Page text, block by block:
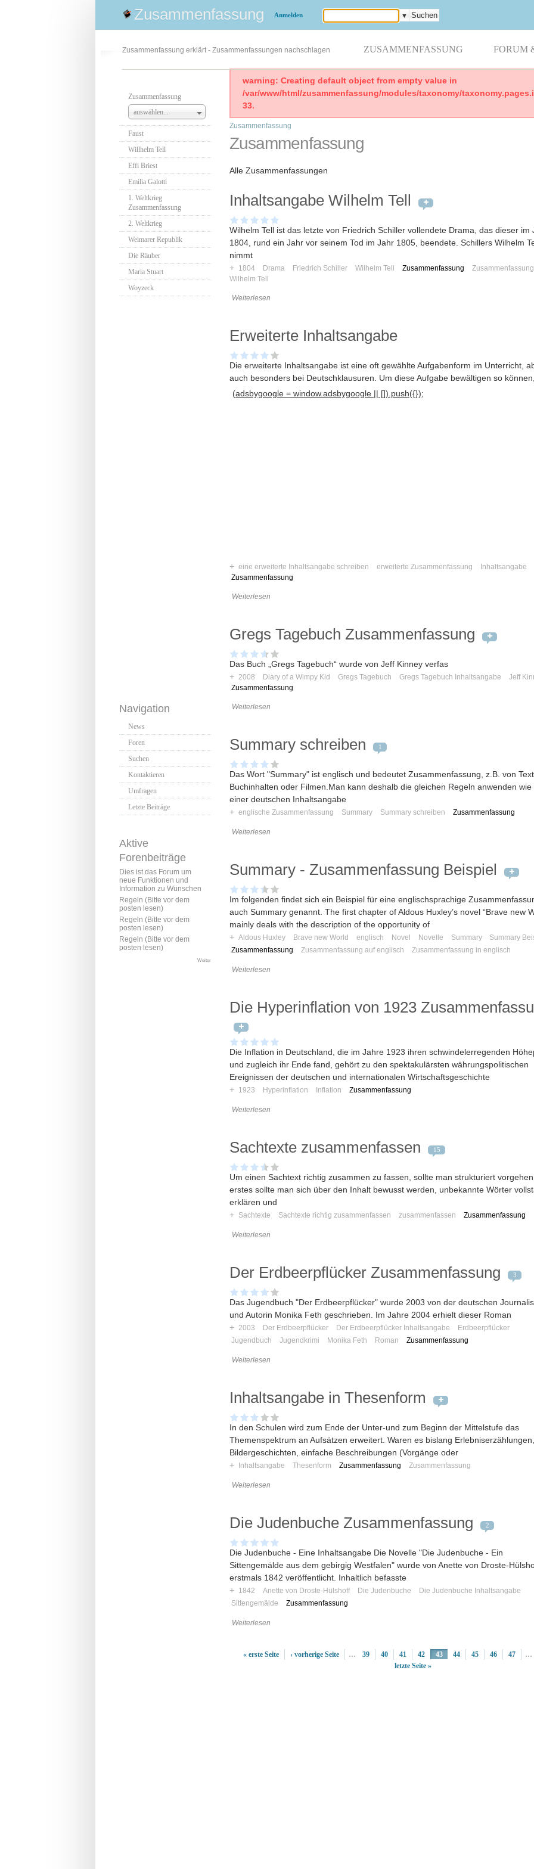
Zusammenfassung Anmelden ▼
Zusammenfassung erklärt - Zusammenfassungen nachschlagen ZUSAMMENFASSUNG FORUM
Zusammenfassung
auswählen...
Faust
Willhelm Tell
Effi Briest
Emilia Galotti
1. Weltkrieg
Zusammenfassung
2. Weltkrieg
Weimarer Republik
Die Räuber
Maria Stuart
Woyzeck
Navigation
News
Foren
Suchen
Kontaktieren
Umfragen
Letzte Beiträge
Aktive
Forenbeiträge
Dies ist das Forum um
neue Funktionen und
Information zu Wünschen
Regeln (Bitte vor dem
posten lesen)
Regeln (Bitte vor dem
posten lesen)
Regeln (Bitte vor dem
posten lesen)
Weiter
warning: Creating default object from empty value in
/var/www/html/zusammenfassung/modules/taxonomy/
33.
Zusammenfassung
Zusammenfassung
Alle Zusammenfassungen
Inhaltsangabe Wilhelm Tell
Wilhelm Tell ist das letzte von Friedrich Schiller vollendete Drama, das dieser im
1804, rund ein Jahr vor seinem Tod im Jahr 1805, beendete. Schillers Wilhelm
nimmt
+ 1804 Drama Friedrich Schiller Wilhelm Tell Zusammenfassung
Zusammenfassung
Wilhelm Tell
Weiterlesen
Erweiterte Inhaltsangabe
Die erweiterte Inhaltsangabe ist eine oft gewählte Aufgabenform im Unterricht,
auch besonders bei Deutschklausuren
(adsbygoogle = window.adsbygoogle || []).push({});
. Um diese Aufgabe bewältigen so können,
+ eine erweiterte Inhaltsangabe schreiben erweiterte Zusammenfassung
Inhaltsangabe
Zusammenfassung
Weiterlesen
Gregs Tagebuch Zusammenfassung
Das Buch „Gregs Tagebuch“ wurde von Jeff Kinney verfas
+ 2008 Diary of a Wimpy Kid Gregs Tagebuch Gregs Tagebuch Inhaltsangabe
Jeff
Zusammenfassung
Weiterlesen
Summary schreiben 1
Das Wort "Summary" ist englisch und bedeutet Zusammenfassung, z.B. von
Buchinhalten oder Filmen.Man kann deshalb die gleichen Regeln anwenden wie
einer deutschen Inhaltsangabe
+ englische Zusammenfassung Summary Summary schreiben Zusammenfassung
Weiterlesen
Summary - Zusammenfassung Beispiel
Im folgenden findet sich ein Beispiel für eine englischsprachige
auch Summary genannt. The first chapter of Aldous Huxley’s novel “Brave new
mainly deals with the description of the opportunity of
+ Aldous Huxley Brave new World englisch Novel Novelle Summary
Summary
Zusammenfassung
Zusammenfassung auf englisch Zusammenfassung in englisch
Weiterlesen
Die Hyperinflation von 1923
Die Inflation in Deutschland, die im Jahre 1923 ihren schwindelerregenden
und zugleich ihr Ende fand, gehört zu den spektakulärsten währungspolitischen
Ereignissen der deutschen und internationalen Wirtschaftsgeschichte
+ 1923 Hyperinflation Inflation Zusammenfassung
Weiterlesen
Sachtexte zusammenfassen 15
Um einen Sachtext richtig zusammen zu fassen, sollte man strukturiert
erstes sollte man sich über den Inhalt bewusst werden, unbekannte Wörter
erklären und
+ Sachtexte Sachtexte richtig zusammenfassen zusammenfassen Zusammenfassung
Weiterlesen
Der Erdbeerpflücker Zusammenfassung 3
Das Jugendbuch "Der Erdbeerpflücker" wurde 2003 von der deutschen
und Autorin Monika Feth geschrieben. Im Jahre 2004 erhielt dieser Roman
+ 2003 Der Erdbeerpflücker Der Erdbeerpflücker Inhaltsangabe
Erdbeerpflücker
Jugendbuch
Jugendkrimi Monika Feth Roman Zusammenfassung
Weiterlesen
Inhaltsangabe in Thesenform
In den Schulen wird zum Ende der Unter-und zum Beginn der Mittelstufe das
Themenspektrum an Aufsätzen erweitert. Waren es bislang Erlebniserzählungen,
Bildergeschichten, einfache Beschreibungen (Vorgänge oder
+
Inhaltsangabe Thesenform Zusammenfassung Zusammenfassung
Weiterlesen
Die Judenbuche Zusammenfassung 2
Die Judenbuche - Eine Inhaltsangabe Die Novelle "Die Judenbuche - Ein
Sittengemälde aus dem gebirgig Westfalen" wurde von Anette von Droste-
erstmals 1842 veröffentlicht. Inhaltlich befasste
+ 1842 Anette von Droste-Hülshoff Die Judenbuche
Die Judenbuche Inhaltsangabe
Sittengemälde
Zusammenfassung
Weiterlesen
« erste Seite ‹ vorherige Seite … 39 40 41 42 43 44 45 46 47 …
letzte Seite »